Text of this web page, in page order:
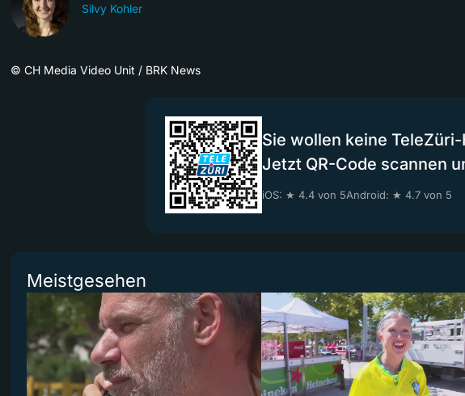
Silvy Kohler
© CH Media Video Unit / BRK News
Sie wollen keine
Jetzt QR-Code scannen
iOS: ★ 4.4 von 5Android: ★ 4.7 von 5
Meistgesehen